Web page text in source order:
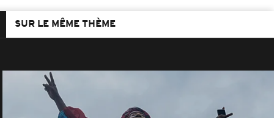
SUR LE MÊME THÈME